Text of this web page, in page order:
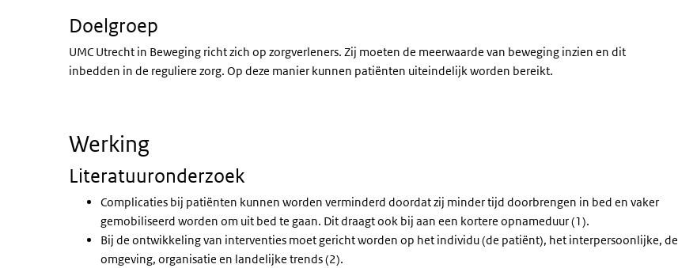
Doelgroep
UMC Utrecht in Beweging richt zich op zorgverleners. Zij moeten de meerwaarde van beweging inzien en dit
inbedden in de reguliere zorg. Op deze manier kunnen patiënten uiteindelijk worden bereikt.
Werking
Literatuuronderzoek
Complicaties bij patiënten kunnen worden verminderd doordat zij minder tijd doorbrengen in bed en vaker
gemobiliseerd worden om uit bed te gaan. Dit draagt ook bij aan een kortere opnameduur (1).
Bij de ontwikkeling van interventies moet gericht worden op het individu (de patiënt), het interpersoonlijke, de
omgeving, organisatie en landelijke trends (2).